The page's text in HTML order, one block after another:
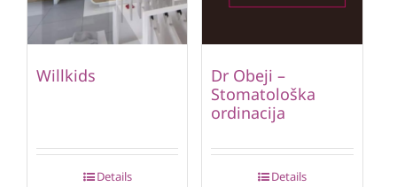
Willkids
Details
Dr Obeji –
Stomatološka
ordinacija
Details